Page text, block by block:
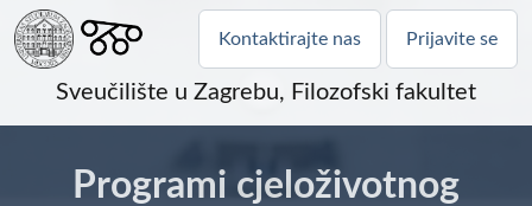
Kontaktirajte nas Prijavite se
Sveučilište u Zagrebu, Filozofski fakultet
Programi cjeloživotnog